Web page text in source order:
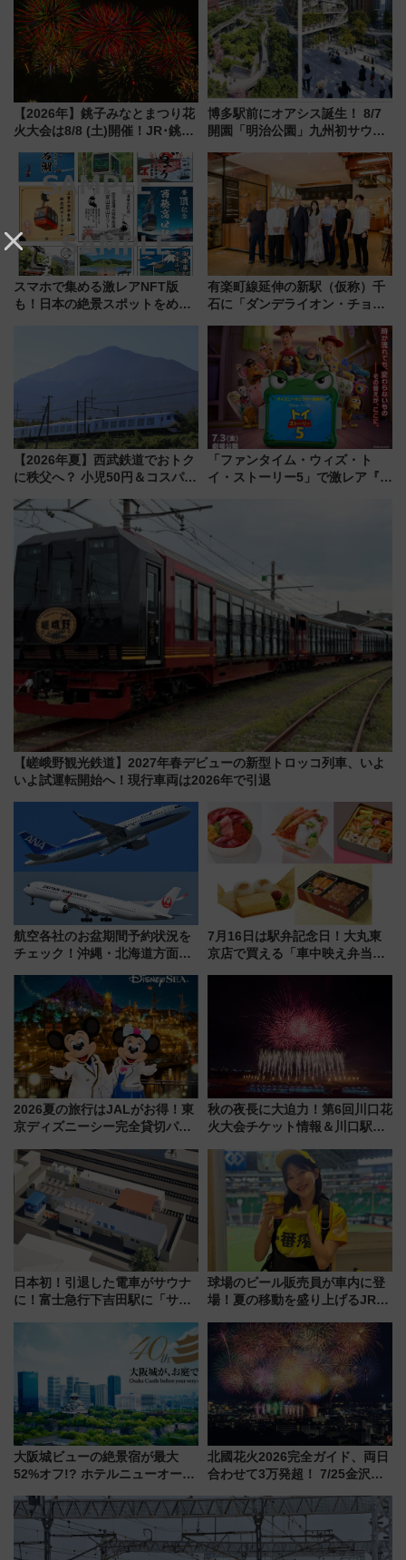
ーは9月
店舗も！】
【2026年】銚子みなとまつり花
火大会は8/8 (土)開催！JR･銚子
報、利根川に咲く8,000発の大迫
力＆屋台を満喫
博多駅前にオアシス誕生！ 8/7
開園「明治公園」九州初サウナ
品グルメ登場で駅前の過ごし方
はどう変わる？
スマホで集める激レアNFT版
も！日本の絶景スポットをめぐ
有楽町線延伸の新駅（仮称）千
石に「ダンデライオン・チョコ
1億円出資で挑む新時代のまちづ
くりとは？
【2026年夏】西武鉄道でおトク
に秩父へ？ 小児50円＆コスパ最
族旅行！ 深夜の正丸トンネル探
検や特急ラビューも
「ファンタイム・ウィズ・ト
イ・ストーリー5」で激レア『ロ
デコレーションも徹底解説
【嵯峨野観光鉄道】2027年春デビューの新型トロッコ列車、いよ
いよ試運転開始へ！現行車両は2026年で引退
航空各社のお盆期間予約状況を
チェック！沖縄・北海道方面は
日は？
7月16日は駅弁記念日！大丸東
京店で買える「車中映え弁当」
2026夏の旅行はJALがお得！東
京ディズニーシー完全貸切パー
ーン始まる 条件は「夏の国内
線に2回搭乗」
秋の夜長に大迫力！第6回川口花
火大会チケット情報＆川口駅か
日本初！引退した電車がサウナ
に！富士急行下吉田駅に「サ電
業 行き交う電車の音や振動を
感じながら「ととのう」新感覚
球場のビール販売員が車内に登
場！夏の移動を盛り上げるJR九
月7日限定 ソフトバンクホーク
スとコラボ
大阪城ビューの絶景宿が最大
52%オフ!? ホテルニューオータ
ール」で秋の関西旅を豪華にす
る方法（8月20日まで！）
北國花火2026完全ガイド、両日
合わせて3万発超！ 7/25金沢大
会の日程・アクセス・観覧席ま
とめ（石川県）